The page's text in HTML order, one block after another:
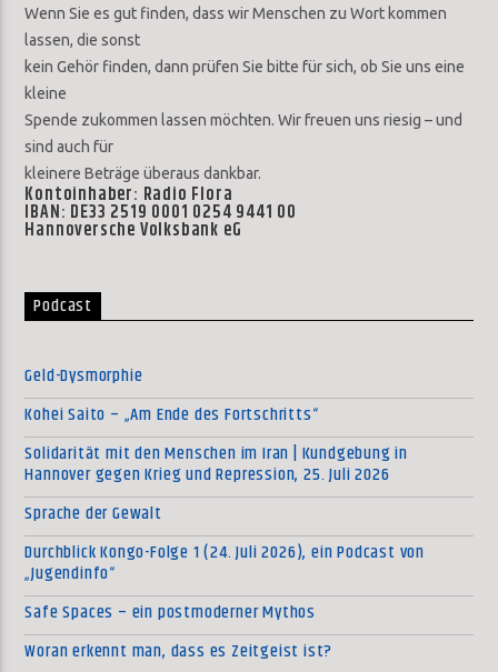
Wenn Sie es gut finden, dass wir Menschen zu Wort kommen
lassen, die sonst
kein Gehör finden, dann prüfen Sie bitte für sich, ob Sie uns eine
kleine
Spende zukommen lassen möchten. Wir freuen uns riesig – und
sind auch für
kleinere Beträge überaus dankbar.
Kontoinhaber: Radio Flora
IBAN: DE33 2519 0001 0254 9441 00
Hannoversche Volksbank eG
Podcast
Geld-Dysmorphie
Kohei Saito – „Am Ende des Fortschritts“
Solidarität mit den Menschen im Iran | Kundgebung in
Hannover gegen Krieg und Repression, 25. Juli 2026
Sprache der Gewalt
Durchblick Kongo-Folge 1 (24. Juli 2026), ein Podcast von
„Jugendinfo“
Safe Spaces – ein postmoderner Mythos
Woran erkennt man, dass es Zeitgeist ist?